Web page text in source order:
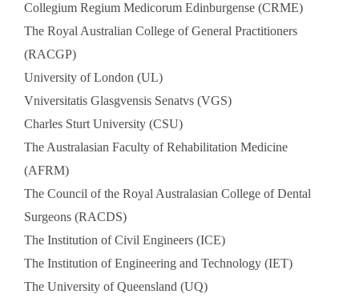
Collegium Regium Medicorum Edinburgense (CRME)
The Royal Australian College of General Practitioners
(RACGP)
University of London (UL)
Vniversitatis Glasgvensis Senatvs (VGS)
Charles Sturt University (CSU)
The Australasian Faculty of Rehabilitation Medicine
(AFRM)
The Council of the Royal Australasian College of Dental
Surgeons (RACDS)
The Institution of Civil Engineers (ICE)
The Institution of Engineering and Technology (IET)
The University of Queensland (UQ)